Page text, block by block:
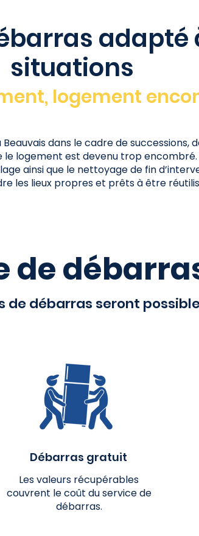
adapté
situations
logement
dans le cadre de
logement est devenu trop
ainsi que le nettoyage de fin
les lieux propres et prêts à être
de
de débarras seront
Débarras gratuit
Les valeurs récupérables
couvrent le coût du service de
débarras.